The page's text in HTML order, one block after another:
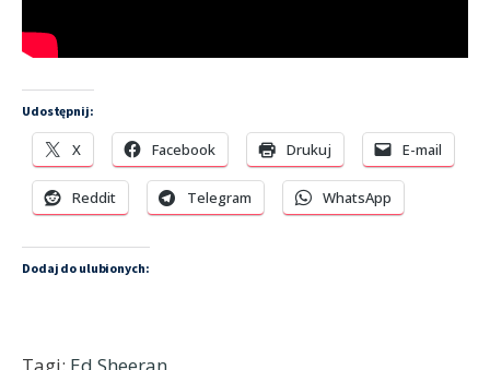
Udostępnij:
X Facebook Drukuj E-mail
Reddit Telegram WhatsApp
Dodaj do ulubionych:
Tagi: Ed Sheeran